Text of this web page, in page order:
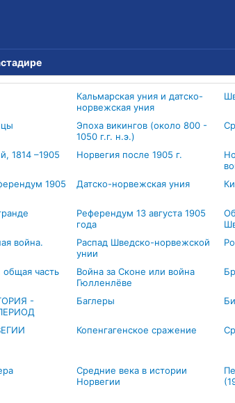
Кальмарская уния и датско-
норвежская уния
Эпоха викингов (около 800 -
1050 г.г. н.э.)
1814 –1905 Норвегия после 1905 г.
1905
Датско-норвежская уния
Референдум 13 августа 1905
года
война.
Распад Шведско-норвежской
унии
общая часть
Война за Сконе или война
Гюлленлёве
-
Баглеры
Копенгагенское сражение
Средние века в истории
Норвегии